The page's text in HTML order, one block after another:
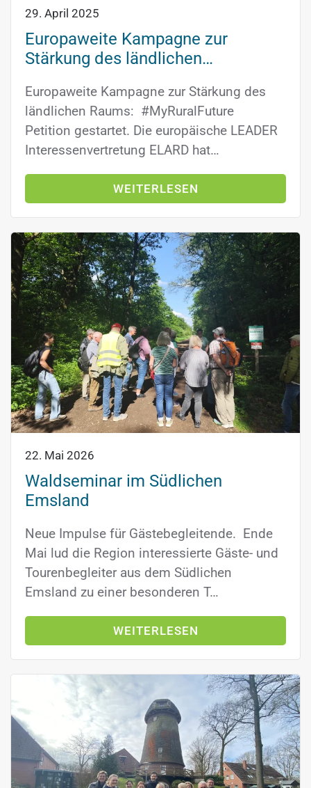
29. April 2025
Europaweite Kampagne zur
Stärkung des ländlichen…
Europaweite Kampagne zur Stärkung des
ländlichen Raums: #MyRuralFuture
Petition gestartet. Die europäische LEADER
Interessenvertretung ELARD hat…
WEITERLESEN
22. Mai 2026
Waldseminar im Südlichen
Emsland
Neue Impulse für Gästebegleitende. Ende
Mai lud die Region interessierte Gäste- und
Tourenbegleiter aus dem Südlichen
Emsland zu einer besonderen T…
WEITERLESEN